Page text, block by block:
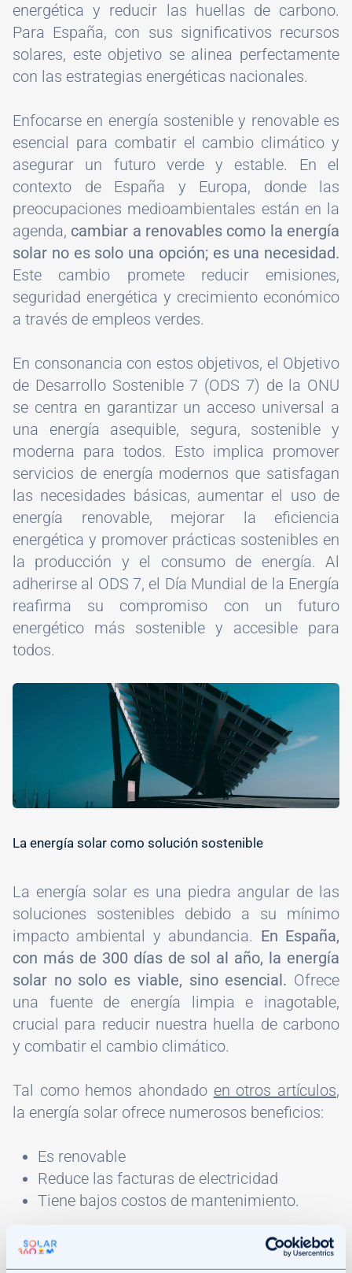
energética y reducir las huellas de carbono.
Para España, con sus significativos recursos
solares, este objetivo se alinea perfectamente
con las estrategias energéticas nacionales.
Enfocarse en energía sostenible y renovable es
esencial para combatir el cambio climático y
asegurar un futuro verde y estable. En el
contexto de España y Europa, donde las
preocupaciones medioambientales están en la
agenda, cambiar a renovables como la energía
solar no es solo una opción; es una necesidad.
Este cambio promete reducir emisiones,
seguridad energética y crecimiento económico
a través de empleos verdes.
En consonancia con estos objetivos, el Objetivo
de Desarrollo Sostenible 7 (ODS 7) de la ONU
se centra en garantizar un acceso universal a
una energía asequible, segura, sostenible y
moderna para todos. Esto implica promover
servicios de energía modernos que satisfagan
las necesidades básicas, aumentar el uso de
energía renovable, mejorar la eficiencia
energética y promover prácticas sostenibles en
la producción y el consumo de energía. Al
adherirse al ODS 7, el Día Mundial de la Energía
reafirma su compromiso con un futuro
energético más sostenible y accesible para
todos.
Image
La energía solar como solución sostenible
La energía solar es una piedra angular de las
soluciones sostenibles debido a su mínimo
impacto ambiental y abundancia. En España,
con más de 300 días de sol al año, la energía
solar no solo es viable, sino esencial. Ofrece
una fuente de energía limpia e inagotable,
crucial para reducir nuestra huella de carbono
y combatir el cambio climático.
Tal como hemos ahondado en otros artículos,
la energía solar ofrece numerosos beneficios:
Es renovable
Reduce las facturas de electricidad
Tiene bajos costos de mantenimiento.
En España, donde los costos energéticos son